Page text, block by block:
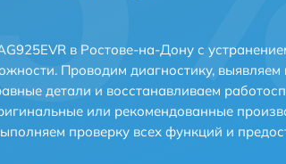
в Ростове-на-Дону с
Проводим диагностику,
детали и восстанавливаем
или рекомендованные
проверку всех функций и